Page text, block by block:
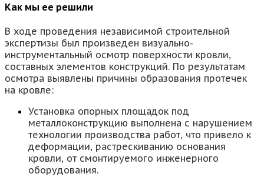
Как мы ее решили
В ходе проведения независимой строительной
экспертизы был произведен визуально-
инструментальный осмотр поверхности кровли,
составных элементов конструкций. По результатам
осмотра выявлены причины образования протечек
на кровле:
Установка опорных площадок под
металлоконструкцию выполнена с нарушением
технологии производства работ, что привело к
деформации, растрескиванию основания
кровли, от смонтируемого инженерного
оборудования.